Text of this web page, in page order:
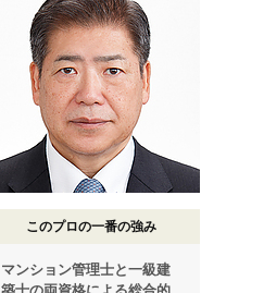
このプロの一番の強み
マンション管理士と一級建